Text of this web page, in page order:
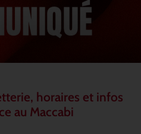
horaires et infos
au Maccabi